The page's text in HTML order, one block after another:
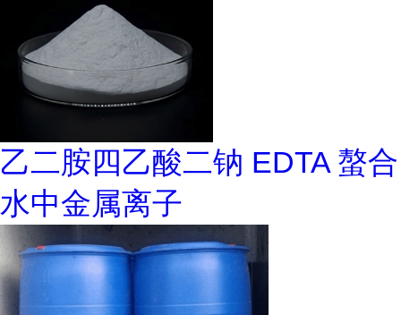
乙二胺四乙酸二钠 EDTA 螯合
水中金属离子